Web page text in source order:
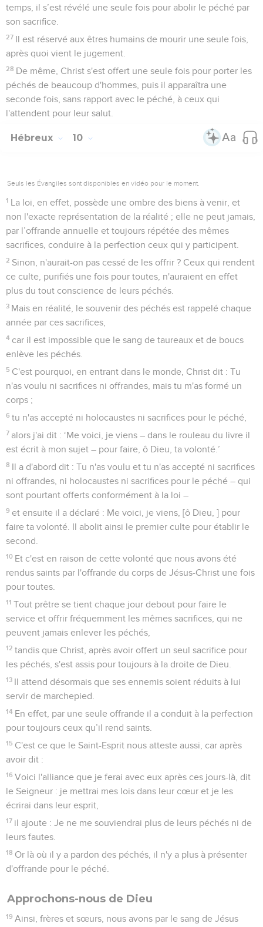
temps, il s’est révélé une seule fois pour abolir le péché par
son sacrifice.
27 Il est réservé aux êtres humains de mourir une seule fois,
après quoi vient le jugement.
28 De même, Christ s'est offert une seule fois pour porter les
péchés de beaucoup d'hommes, puis il apparaîtra une
seconde fois, sans rapport avec le péché, à ceux qui
l'attendent pour leur salut.
Hébreux 10
Seuls les Évangiles sont disponibles en vidéo pour le moment.
1 La loi, en effet, possède une ombre des biens à venir, et
non l'exacte représentation de la réalité ; elle ne peut jamais,
par l’offrande annuelle et toujours répétée des mêmes
sacrifices, conduire à la perfection ceux qui y participent.
2 Sinon, n'aurait-on pas cessé de les offrir ? Ceux qui rendent
ce culte, purifiés une fois pour toutes, n'auraient en effet
plus du tout conscience de leurs péchés.
3 Mais en réalité, le souvenir des péchés est rappelé chaque
année par ces sacrifices,
4 car il est impossible que le sang de taureaux et de boucs
enlève les péchés.
5 C'est pourquoi, en entrant dans le monde, Christ dit : Tu
n'as voulu ni sacrifices ni offrandes, mais tu m'as formé un
corps ;
6 tu n'as accepté ni holocaustes ni sacrifices pour le péché,
7 alors j'ai dit : ‘Me voici, je viens – dans le rouleau du livre il
est écrit à mon sujet – pour faire, ô Dieu, ta volonté.’
8 Il a d'abord dit : Tu n'as voulu et tu n'as accepté ni sacrifices
ni offrandes, ni holocaustes ni sacrifices pour le péché – qui
sont pourtant offerts conformément à la loi –
9 et ensuite il a déclaré : Me voici, je viens, [ô Dieu, ] pour
faire ta volonté. Il abolit ainsi le premier culte pour établir le
second.
10 Et c'est en raison de cette volonté que nous avons été
rendus saints par l'offrande du corps de Jésus-Christ une fois
pour toutes.
11 Tout prêtre se tient chaque jour debout pour faire le
service et offrir fréquemment les mêmes sacrifices, qui ne
peuvent jamais enlever les péchés,
12 tandis que Christ, après avoir offert un seul sacrifice pour
les péchés, s'est assis pour toujours à la droite de Dieu.
13 Il attend désormais que ses ennemis soient réduits à lui
servir de marchepied.
14 En effet, par une seule offrande il a conduit à la perfection
pour toujours ceux qu’il rend saints.
15 C'est ce que le Saint-Esprit nous atteste aussi, car après
avoir dit :
16 Voici l'alliance que je ferai avec eux après ces jours-là, dit
le Seigneur : je mettrai mes lois dans leur cœur et je les
écrirai dans leur esprit,
17 il ajoute : Je ne me souviendrai plus de leurs péchés ni de
leurs fautes.
18 Or là où il y a pardon des péchés, il n'y a plus à présenter
d'offrande pour le péché.
Approchons-nous de Dieu
19 Ainsi, frères et sœurs, nous avons par le sang de Jésus